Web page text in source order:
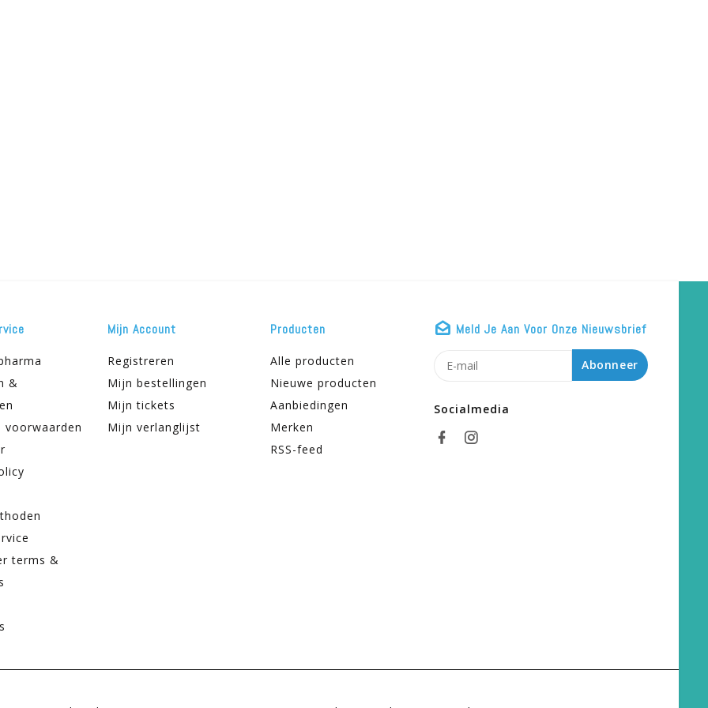
&
voorwaarden
terms &
Mijn Account
Registreren
Mijn bestellingen
Mijn tickets
Mijn verlanglijst
Producten
Alle producten
Nieuwe producten
Aanbiedingen
Merken
RSS-feed
Meld Je Aan Voor Onze Nieuwsbrief
Abonneer
Socialmedia